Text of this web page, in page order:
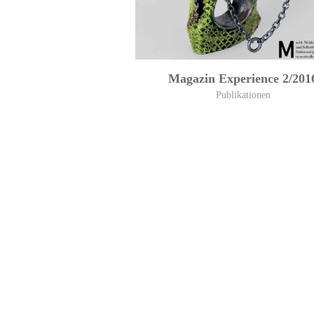
Magazin Experience 2/
Publikationen